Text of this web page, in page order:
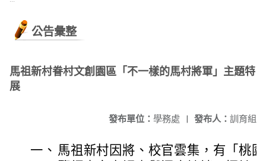
公告彙整
馬祖新村眷村文創園區「不一樣的馬村將軍」主題特
展
發布人： 訓育組
發布單位： 學務處 |
一、 馬祖新村因將、校官雲集，有「桃